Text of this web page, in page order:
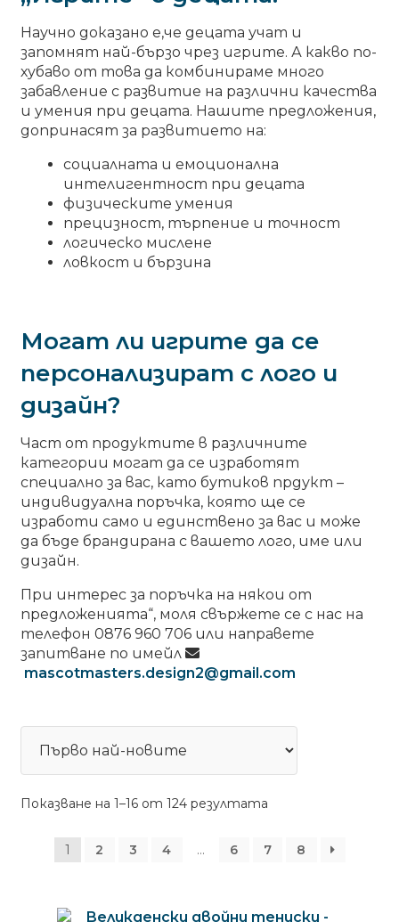
Научно доказано е,че децата учат и
запомнят най-бързо чрез игрите. А какво по-
хубаво от това да комбинираме много
забавление с развитие на различни качества
и умения при децата. Нашите предложения,
допринасят за развитието на:
социалната и емоционална
интелигентност при децата
физическите умения
прецизност, търпение и точност
логическо мислене
ловкост и бързина
Могат ли игрите да се
персонализират с лого и
дизайн?
Част от продуктите в различните
категории могат да се изработят
специално за вас, като бутиков прдукт –
индивидуална поръчка, която ще се
изработи само и единствено за вас и може
да бъде брандирана с вашето лого, име или
дизайн.
При интерес за поръчка на някои от
предложенията“, моля свържете се с нас на
телефон 0876 960 706 или направете
запитване по имейл
mascotmasters.design2@gmail.com
Показване на 1–16 от 124 резултатаSorted
1
2 3 4 … 6 7 8